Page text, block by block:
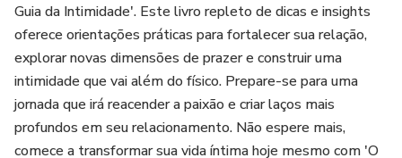
Guia da Intimidade'. Este livro repleto de dicas e insights
oferece orientações práticas para fortalecer sua relação,
explorar novas dimensões de prazer e construir uma
intimidade que vai além do físico. Prepare-se para uma
jornada que irá reacender a paixão e criar laços mais
profundos em seu relacionamento. Não espere mais,
comece a transformar sua vida íntima hoje mesmo com 'O